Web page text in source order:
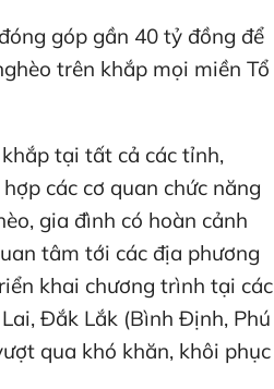
góp gần 40 tỷ đồng để
trên khắp mọi miền Tổ
tại tất cả các tỉnh,
các cơ quan chức năng
gia đình có hoàn cảnh
tâm tới các địa phương
khai chương trình tại các
Đắk Lắk (Bình Định, Phú
qua khó khăn, khôi phục